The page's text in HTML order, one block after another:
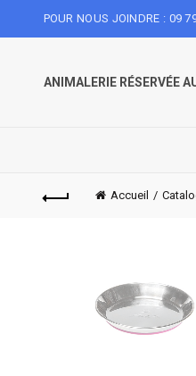
POUR NOUS JOINDRE : 09
ANIMALERIE RÉSERVÉE
Accueil